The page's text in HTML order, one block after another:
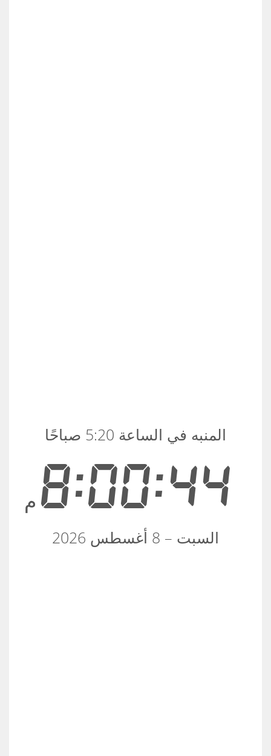
8:00:44 م
المنبه في الساعة 5:20 صباحًا
السبت – 8 أغسطس 2026